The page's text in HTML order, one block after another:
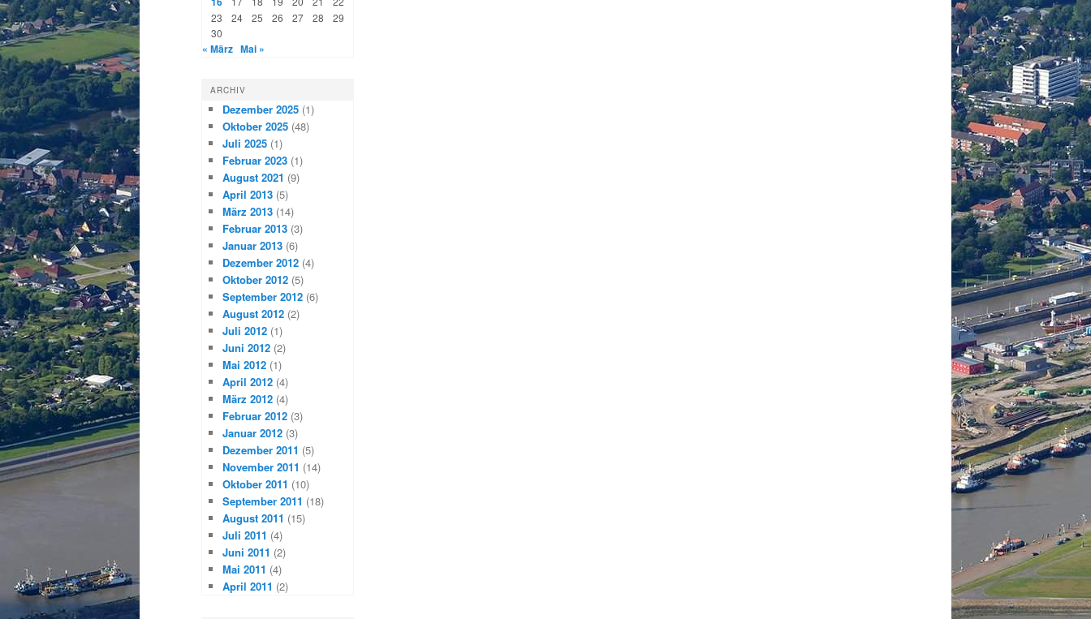
23
24 25 26 27 28
29
30
« März Mai »
ARCHIV
Dezember 2025 (1)
Oktober 2025 (48)
Juli 2025 (1)
Februar 2023 (1)
August 2021 (9)
April 2013 (5)
März 2013 (14)
Februar 2013 (3)
Januar 2013 (6)
Dezember 2012 (4)
Oktober 2012 (5)
September 2012 (6)
August 2012 (2)
Juli 2012 (1)
Juni 2012 (2)
Mai 2012 (1)
April 2012 (4)
März 2012 (4)
Februar 2012 (3)
Januar 2012 (3)
Dezember 2011 (5)
November 2011 (14)
Oktober 2011 (10)
September 2011 (18)
August 2011 (15)
Juli 2011 (4)
Juni 2011 (2)
Mai 2011 (4)
April 2011 (2)